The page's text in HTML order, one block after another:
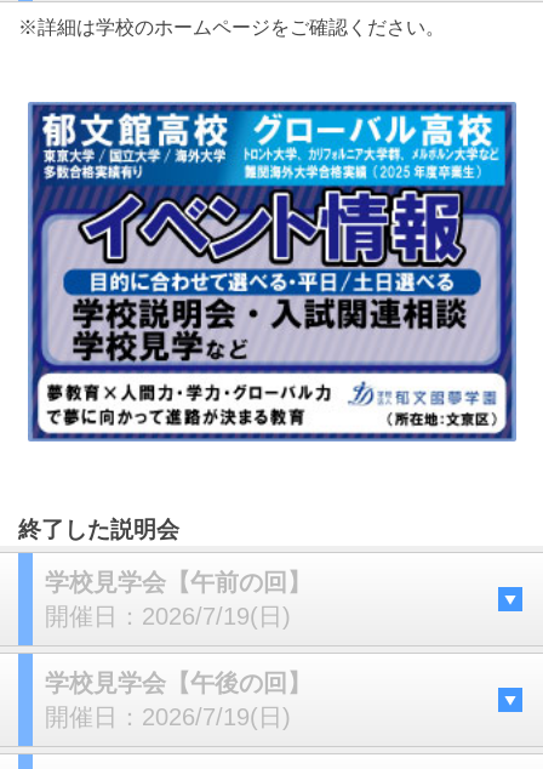
※詳細は学校のホームページをご確認ください。
終了した説明会
学校見学会【午前の回】
開催日： 2026/7/19(日)
学校見学会【午後の回】
開催日： 2026/7/19(日)